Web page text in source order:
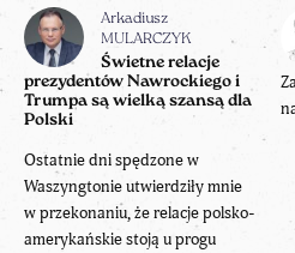
Arkadiusz
MULARCZYK
Świetne relacje
prezydentów Nawrockiego i
Trumpa są wielką szansą dla
Polski
Ostatnie dni spędzone w
Waszyngtonie utwierdziły mnie
w przekonaniu, że relacje polsko-
amerykańskie stoją u progu